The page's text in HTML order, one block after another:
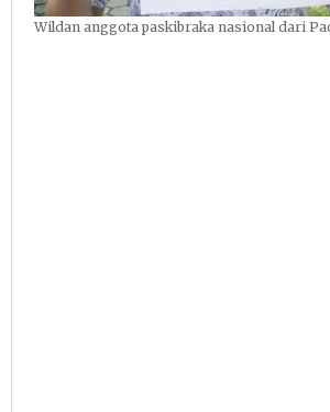
Wildan anggota paskibraka nasional dari